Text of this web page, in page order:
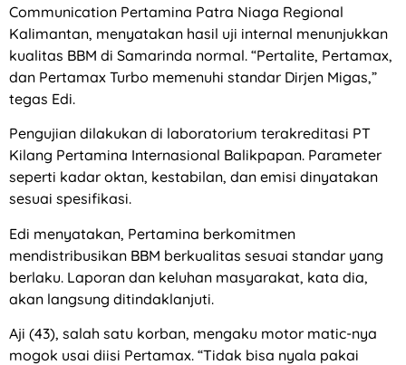
Communication Pertamina Patra Niaga Regional
Kalimantan, menyatakan hasil uji internal menunjukkan
kualitas BBM di Samarinda normal. “Pertalite, Pertamax,
dan Pertamax Turbo memenuhi standar Dirjen Migas,”
tegas Edi.
Pengujian dilakukan di laboratorium terakreditasi PT
Kilang Pertamina Internasional Balikpapan. Parameter
seperti kadar oktan, kestabilan, dan emisi dinyatakan
sesuai spesifikasi.
Edi menyatakan, Pertamina berkomitmen
mendistribusikan BBM berkualitas sesuai standar yang
berlaku. Laporan dan keluhan masyarakat, kata dia,
akan langsung ditindaklanjuti.
Aji (43), salah satu korban, mengaku motor matic-nya
mogok usai diisi Pertamax. “Tidak bisa nyala pakai